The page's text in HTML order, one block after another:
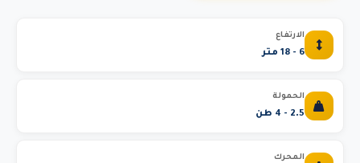
الارتفاع
6 - 18 متر
الحمولة
2.5 - 4 طن
المحرك